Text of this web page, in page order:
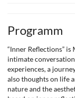
Programm
“Inner Reflections”
intimate
experiences, a
also thoughts on life
nature and the